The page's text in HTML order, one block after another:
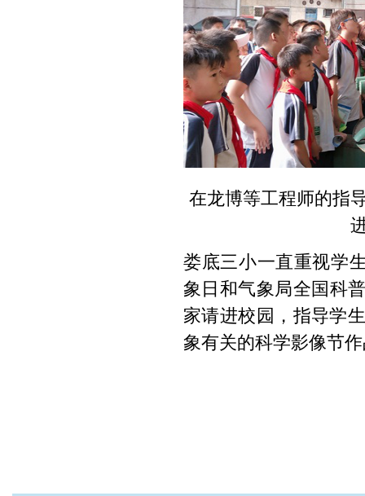
在龙博等工程师的指
娄底三小一直重视学
象日和气象局全国科
家请进校园，指导学
象有关的科学影像节